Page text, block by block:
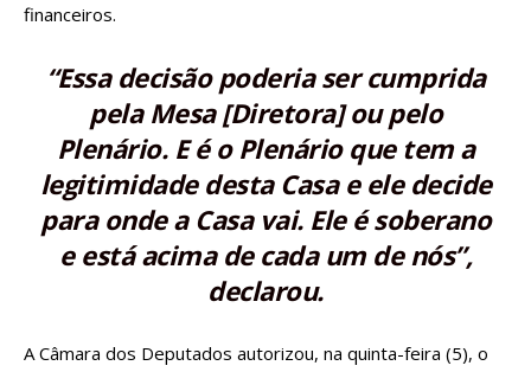
financeiros.
“Essa decisão poderia ser cumprida
pela Mesa [Diretora] ou pelo
Plenário. E é o Plenário que tem a
legitimidade desta Casa e ele decide
para onde a Casa vai. Ele é soberano
e está acima de cada um de nós”,
declarou.
ACâmara dos Deputados autorizou, na quinta-feira (5), o